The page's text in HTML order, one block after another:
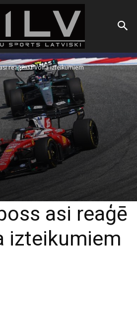
reaģē uz Volfa izteikumiem
asi reaģē
izteikumiem